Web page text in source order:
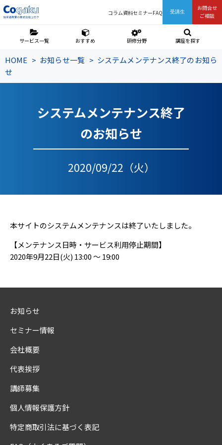
コラム資料セミナーFAQ 受講生
お問合せ
ご相談
サービス一覧 おすすめ 研修分野 講座を探す
HOME お知らせ一覧
システムメンテナンス終了のお知ら
せ
システムメンテナンス終了
のお知らせ
2020/09/22（火）
本サイトのシステムメンテナンスは終了いたしました。
【メンテナンス日時・サービス利用停止期間】
2020年9月22日(火) 13:00 ～ 19:00
お知らせ
セミナー情報
会社概要
代表挨拶
講師募集
個人情報保護方針
特定商取引法に基づく表記